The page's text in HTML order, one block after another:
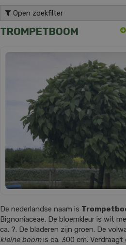
Open zoekfilter
TROMPETBOOM
De nederlandse naam is
Bignoniaceae. De bloemkleur is wit
ca. ?. De bladeren zijn groen. De
kleine boomis ca. 300 cm.